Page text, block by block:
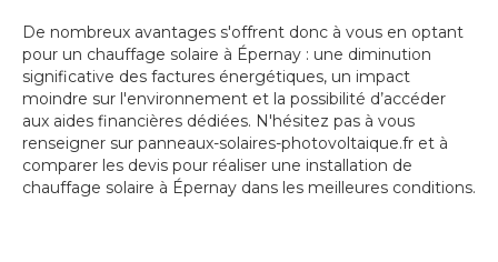
De nombreux avantages s'offrent donc à vous en optant
pour un chauffage solaire à Épernay : une diminution
significative des factures énergétiques, un impact
moindre sur l'environnement et la possibilité d’accéder
aux aides financières dédiées. N'hésitez pas à vous
renseigner sur panneaux-solaires-photovoltaique.fr et à
comparer les devis pour réaliser une installation de
chauffage solaire à Épernay dans les meilleures conditions.